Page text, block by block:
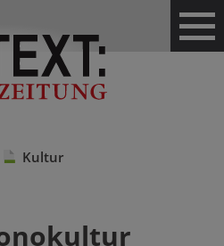
Kultur